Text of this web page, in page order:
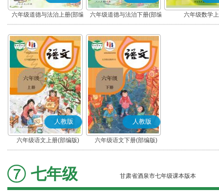
六年级道德与法治上册(部编
版)
六年级道德与法治下册(部编
版)
六年级数学
人教版
六年级语文上册(部编版)
人教版
六年级语文下册(部编版)
七年级 甘肃省酒泉市七年级课本版本